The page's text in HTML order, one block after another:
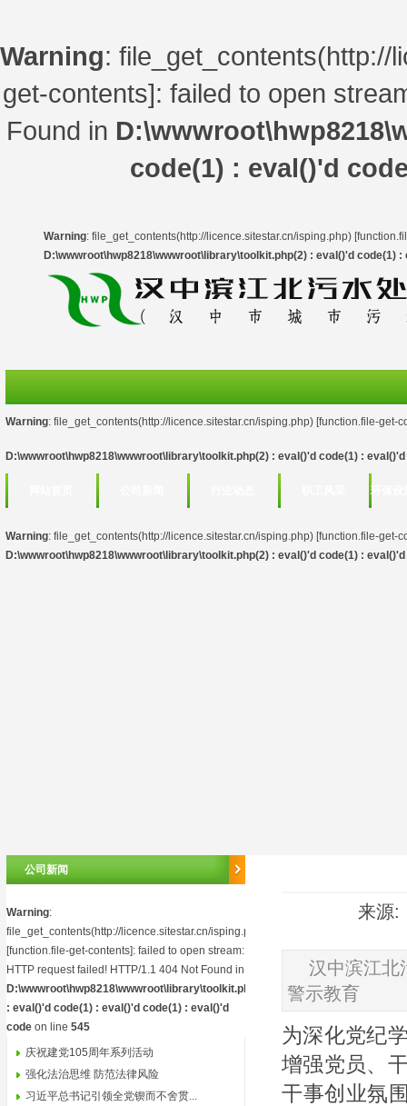
Warning: file_get_contents(http://
get-contents]: failed to open
Found in
code(1) : eval()'d
Warning: file_get_contents(http://licence.sitestar.cn/isping.php) [
D:\wwwroot\hwp8218\wwwroot\library\toolkit.php(2) : eval()'d code(1)
Warning: file_get_contents(http://licence.sitestar.cn/isping.php) [function.file-get-
D:\wwwroot\hwp8218\wwwroot\library\toolkit.php(2) : eval()'d code(1) :
环保设
Warning: file_get_contents(http://licence.sitestar.cn/isping.php) [function.file-get-
D:\wwwroot\hwp8218\wwwroot\library\toolkit.php(2) : eval()'d code(1) :
公司新闻
Warning:
file_get_contents(http://licence.sitestar.cn/isping.php)
[function.file-get-contents]: failed to open stream:
HTTP request failed! HTTP/1.1 404 Not Found in
D:\wwwroot\hwp8218\wwwroot\library\toolkit.php(2)
: eval()'d code(1) : eval()'d code(1) : eval()'d
code on line 545
庆祝建党105周年系列活动
强化法治思维 防范法律风险
习近平总书记引领全党锲而不舍贯...
来源
汉中滨江北
警示教育
为深化党纪
增强党员、
干事创业氛